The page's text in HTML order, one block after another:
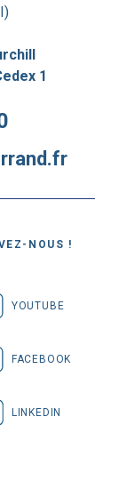
1
NOUS !
YOUTUBE
FACEBOOK
LINKEDIN